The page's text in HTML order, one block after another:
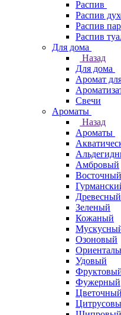
Распив
Распив
Распив
Распив
Для дома
Назад
Для дома
Аромат
Свечи
Ароматы
Назад
Ароматы
Амбровый
Восточный
Древесный
Зеленый
Кожаный
Озоновый
Удовый
Фужерный
Цветочный